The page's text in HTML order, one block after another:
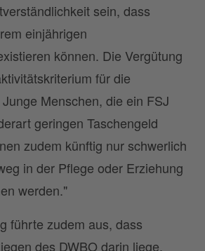
sein, dass
einjährigen
können. Die Vergütung
für die
Menschen, die ein FSJ
geringen Taschengeld
zudem künftig nur schwerlich
in der Pflege oder Erziehung
werden."
führte zudem aus, dass
des DWBO darin liege,